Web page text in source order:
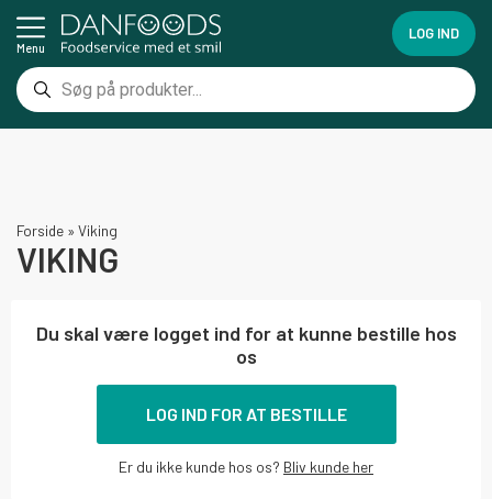
Menu
LOG IND
Forside » Viking
VIKING
Du skal være logget ind for at kunne bestille hos
os
LOG IND FOR AT BESTILLE
Er du ikke kunde hos os? Bliv kunde her